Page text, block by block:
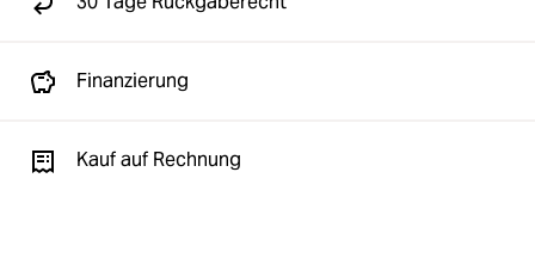
Finanzierung
Kauf auf Rechnung